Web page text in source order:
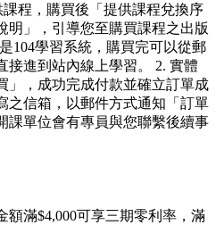
程，購買後「提供課程兌換序
明」，引導您至購買課程之出版
104學習系統，購買完可以從郵
接進到站內線上學習。 2. 實體
」，成功完成付款並確立訂單成
之信箱，以郵件方式通知「訂單
課單位會有專員與您聯繫後續事
額滿$4,000可享三期零利率，滿